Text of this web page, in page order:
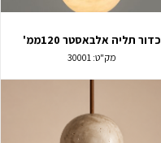
כדור תליה אלבאסטר 120ממ'
מק"ט:30001